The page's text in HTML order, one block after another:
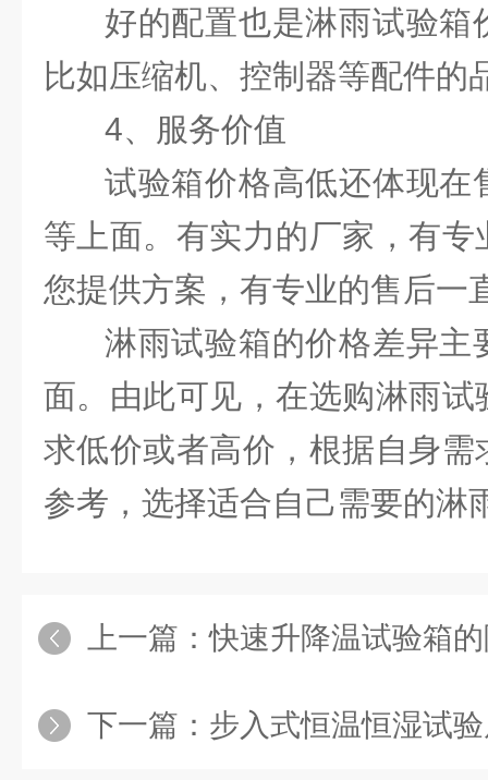
好的配置也是淋雨试验箱
比如压缩机、控制器等配件的
4、服务价值
试验箱价格高低还体现在
等上面。有实力的厂家，有
您提供方案，有专业的售后一
淋雨试验箱的价格差异主
面。由此可见，在选购淋雨
求低价或者高价，根据自身
参考，选择适合自己需要的淋
上一篇：快速升降温试验箱
下一篇： 步入式恒温恒湿试